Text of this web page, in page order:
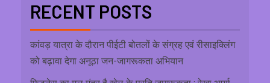
RECENT POSTS
कांवड़ यात्रा के दौरान पीईटी बोतलों के संग्रह एवं रीसाइक्लिंग
को बढ़ावा देगा अनूठा जन-जागरूकता अभियान